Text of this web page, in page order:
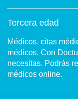
Tercera edad
Médicos, citas
médicos. Con
necesitas. Podrás
médicos online.